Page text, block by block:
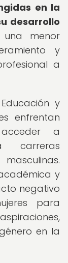
en la
desarrollo
menor
y
a
y
enfrentan
a
carreras
y
negativo
para
en la